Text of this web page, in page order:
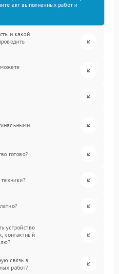
акт выполненных работ и
и какой
готово?
техники?
устройство
контактный
связь в
работ?